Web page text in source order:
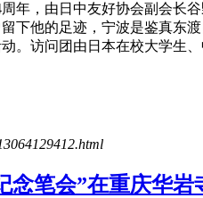
年，由日中友好协会副会长
下他的足迹，宁波是鉴真东
。访问团由日本在校大学生
念笔会”在重庆华岩